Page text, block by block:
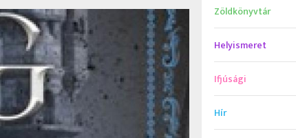
Zöldkönyvtár
Helyismeret
Ifjúsági
Hír